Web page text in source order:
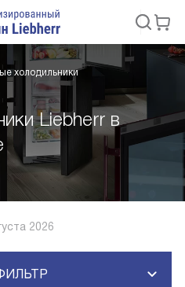
холодильники
Liebherr в
2026